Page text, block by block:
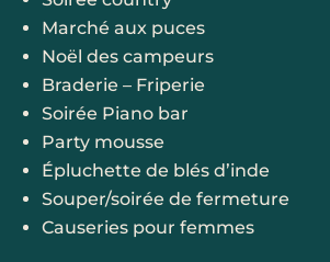
Marché aux puces
Noël des campeurs
Braderie – Friperie
Soirée Piano bar
Party mousse
Épluchette de blés d’inde
Souper/soirée de fermeture
Causeries pour femmes